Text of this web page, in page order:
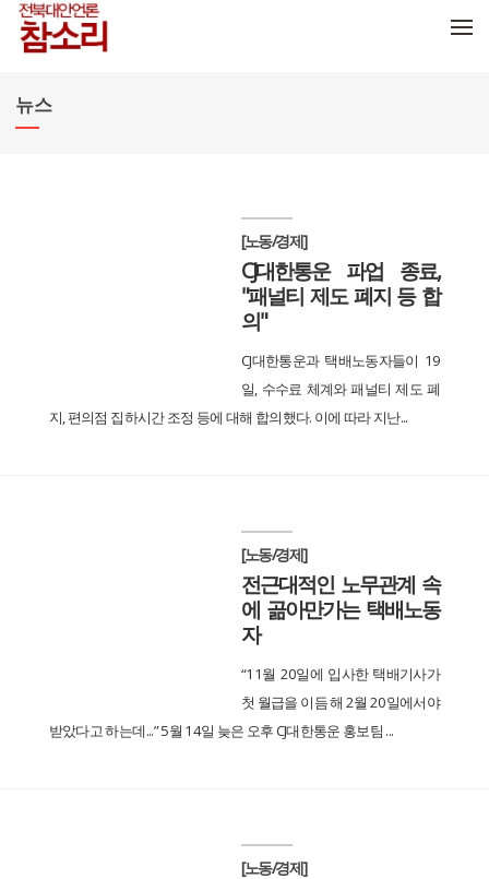
뉴스
[노동/경제]
CJ대한통운 파업 종료,
"패널티 제도 폐지 등 합
의"
CJ대한통운과 택배노동자들이 19
일, 수수료 체계와 패널티 제도 폐
지, 편의점 집하시간 조정 등에 대해 합의했다. 이에 따라 지난...
[노동/경제]
전근대적인 노무관계 속
에 곪아만가는 택배노동
자
“11월 20일에 입사한 택배기사가
첫 월급을 이듬 해 2월 20일에서야
받았다고 하는데...” 5월 14일 늦은 오후 CJ대한통운 홍보팀 ...
[노동/경제]